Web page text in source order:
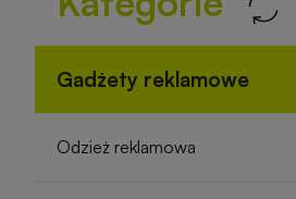
Gadżety reklamowe
Odzież reklamowa